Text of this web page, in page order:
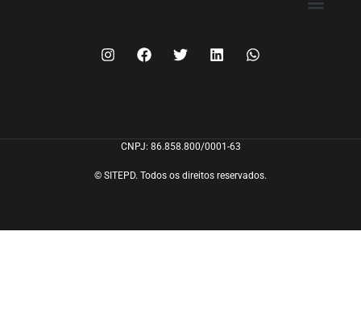
CNPJ: 86.858.800/0001-63
© SITEPD. Todos os direitos reservados.